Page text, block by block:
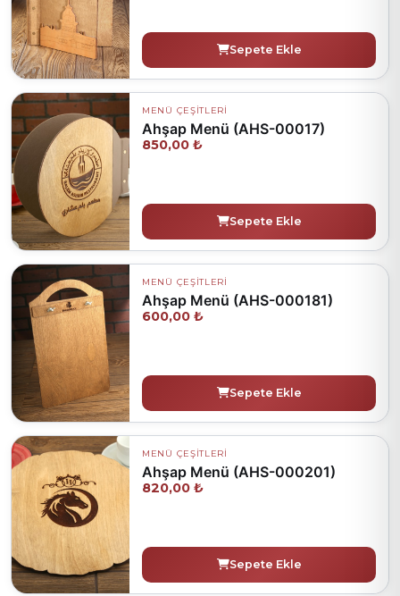
Sepete Ekle
MENÜ ÇEŞİTLERİ
Ahşap Menü (AHS-00017)
850,00 ₺
Sepete Ekle
MENÜ ÇEŞİTLERİ
Ahşap Menü (AHS-000181)
600,00 ₺
Sepete Ekle
MENÜ ÇEŞİTLERİ
Ahşap Menü (AHS-000201)
820,00 ₺
Sepete Ekle